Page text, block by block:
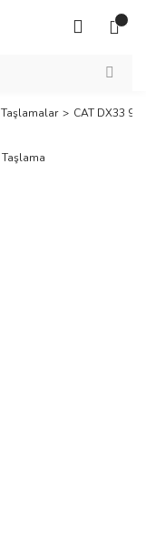
Taşlamalar CAT DX33